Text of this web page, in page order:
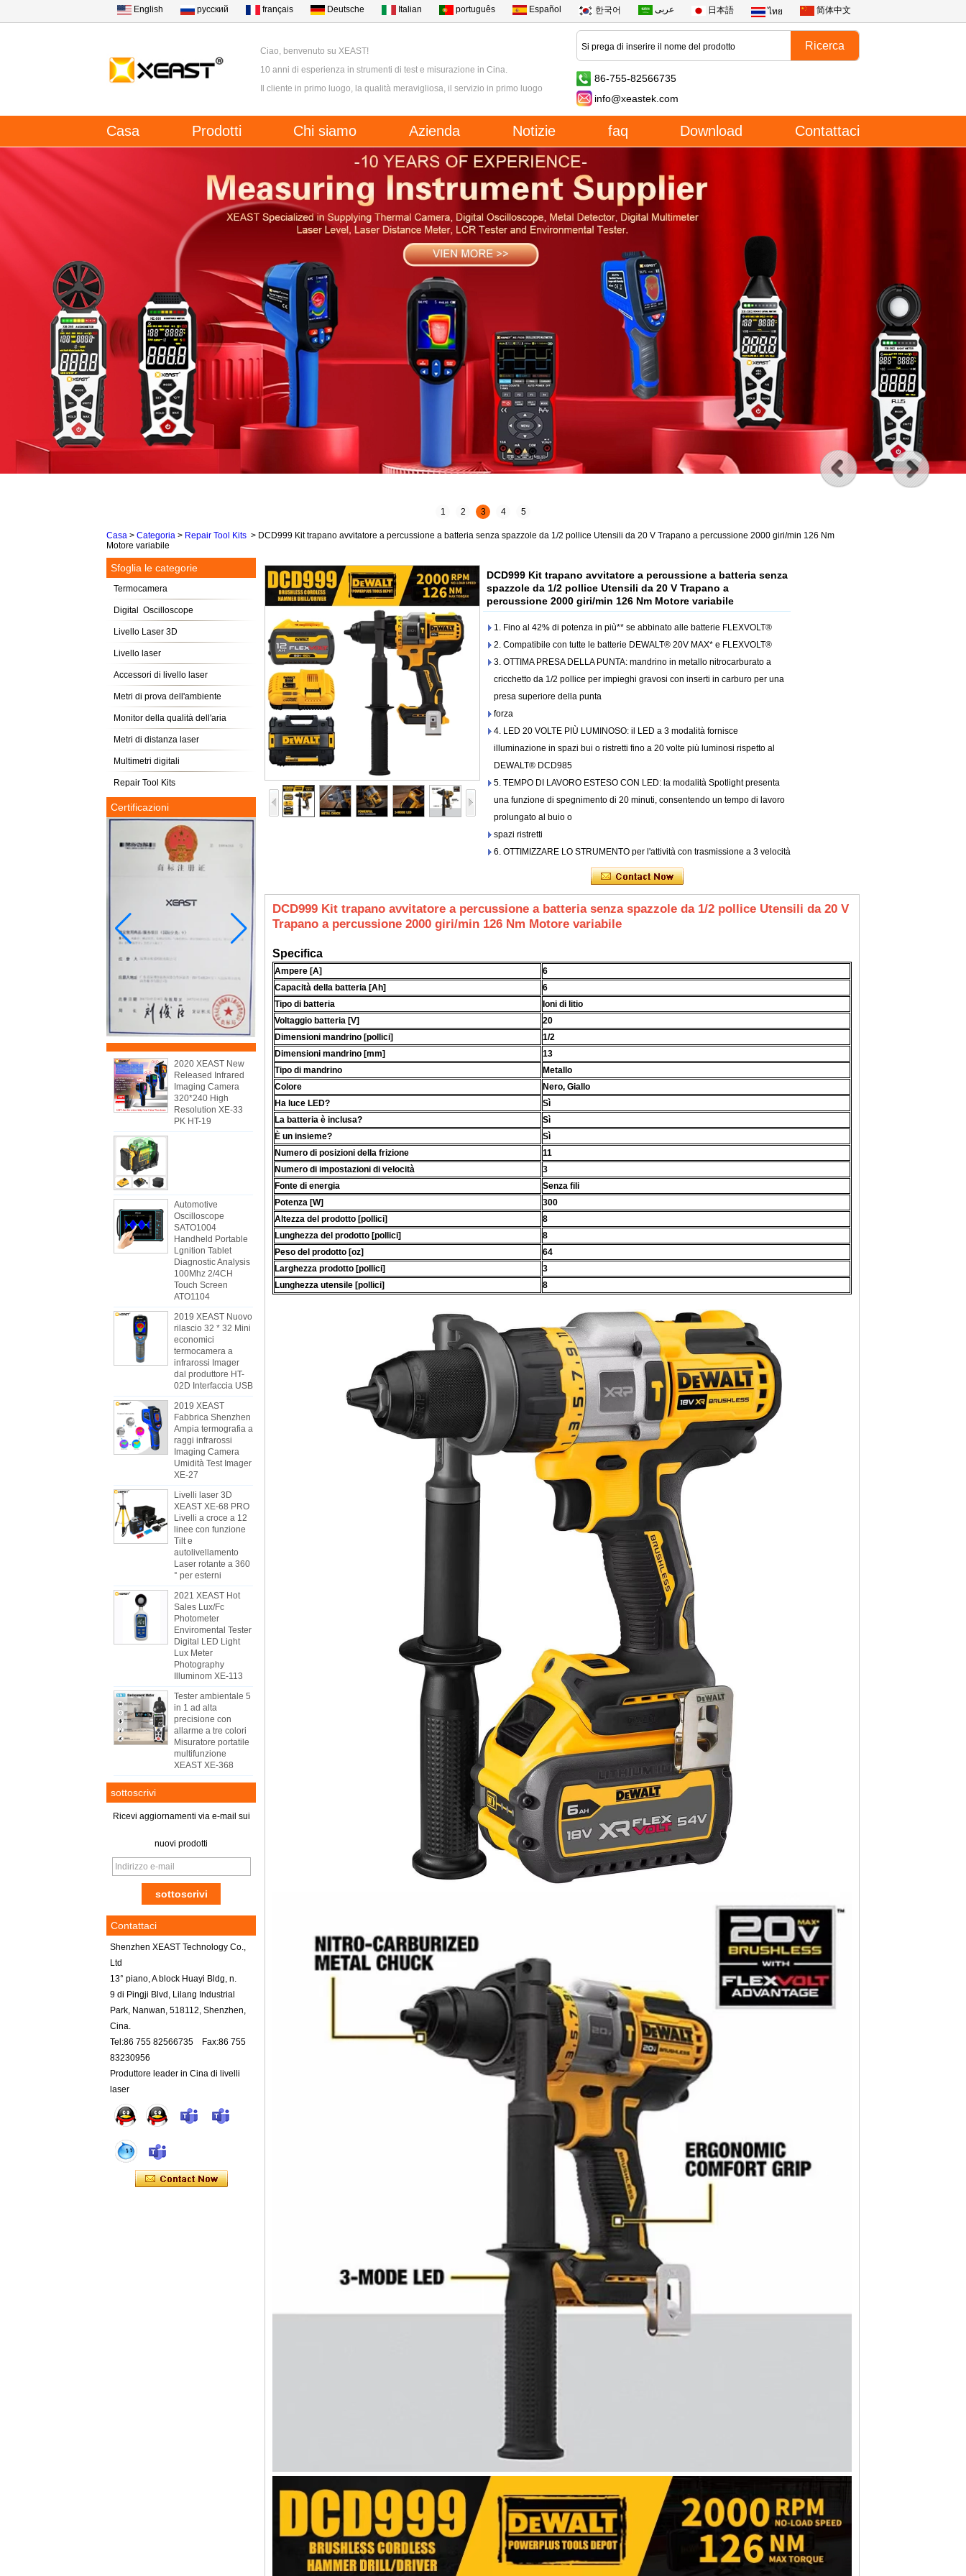
English русский français Deutsche Italian português Español 한국어 عربى 日本語 ไทย 简体中文
Ciao, benvenuto su XEAST!
10 anni di esperienza in strumenti di test e misurazione in Cina.
Il cliente in primo luogo, la qualità meravigliosa, il servizio in primo luogo
86-755-82566735
info@xeastek.com
Casa Prodotti Chi siamo Azienda Notizie faq Download Contattaci
1 2 3 4 5
Casa > Categoria > Repair Tool Kits > DCD999 Kit trapano avvitatore a percussione a batteria senza spazzole da 1/2 pollice Utensili da 20 V Trapano a percussione 2000 giri/min 126 Nm
Motore variabile
Sfoglia le categorie
Termocamera
Digital Oscilloscope
Livello Laser 3D
Livello laser
Accessori di livello laser
Metri di prova dell'ambiente
Monitor della qualità dell'aria
Metri di distanza laser
Multimetri digitali
Repair Tool Kits
Certificazioni
2020 XEAST New
Released Infrared
Imaging Camera
320*240 High
Resolution XE-33
PK HT-19
Automotive
Oscilloscope
SATO1004
Handheld Portable
Lgnition Tablet
Diagnostic Analysis
100Mhz 2/4CH
Touch Screen
ATO1104
2019 XEAST Nuovo
rilascio 32 * 32 Mini
economici
termocamera a
infrarossi Imager
dal produttore HT-
02D Interfaccia USB
2019 XEAST
Fabbrica Shenzhen
Ampia termografia a
raggi infrarossi
Imaging Camera
Umidità Test Imager
XE-27
Livelli laser 3D
XEAST XE-68 PRO
Livelli a croce a 12
linee con funzione
Tilt e
autolivellamento
Laser rotante a 360
° per esterni
2021 XEAST Hot
Sales Lux/Fc
Photometer
Enviromental Tester
Digital LED Light
Lux Meter
Photography
Illuminom XE-113
Tester ambientale 5
in 1 ad alta
precisione con
allarme a tre colori
Misuratore portatile
multifunzione
XEAST XE-368
sottoscrivi
Ricevi aggiornamenti via e-mail sui
nuovi prodotti
Contattaci
Shenzhen XEAST Technology Co.,
Ltd
13° piano, A block Huayi Bldg, n.
9 di Pingji Blvd, Lilang Industrial
Park, Nanwan, 518112, Shenzhen,
Cina.
Tel:86 755 82566735 Fax:86 755
83230956
Produttore leader in Cina di livelli
laser
DCD999 Kit trapano avvitatore a percussione a batteria senza
spazzole da 1/2 pollice Utensili da 20 V Trapano a
percussione 2000 giri/min 126 Nm Motore variabile
1. Fino al 42% di potenza in più** se abbinato alle batterie FLEXVOLT®
2. Compatibile con tutte le batterie DEWALT® 20V MAX* e FLEXVOLT®
3. OTTIMA PRESA DELLA PUNTA: mandrino in metallo nitrocarburato a
cricchetto da 1/2 pollice per impieghi gravosi con inserti in carburo per una
presa superiore della punta
forza
4. LED 20 VOLTE PIÙ LUMINOSO: il LED a 3 modalità fornisce
illuminazione in spazi bui o ristretti fino a 20 volte più luminosi rispetto al
DEWALT® DCD985
5. TEMPO DI LAVORO ESTESO CON LED: la modalità Spotlight presenta
una funzione di spegnimento di 20 minuti, consentendo un tempo di lavoro
prolungato al buio o
spazi ristretti
6. OTTIMIZZARE LO STRUMENTO per l'attività con trasmissione a 3 velocità
DCD999 Kit trapano avvitatore a percussione a batteria senza spazzole da 1/2 pollice Utensili da 20 V
Trapano a percussione 2000 giri/min 126 Nm Motore variabile
Specifica
Ampere [A]
6
Capacità della batteria [Ah]
6
Tipo di batteria
Ioni di litio
Voltaggio batteria [V]
20
Dimensioni mandrino [pollici]
1/2
Dimensioni mandrino [mm]
13
Tipo di mandrino
Metallo
Colore
Nero, Giallo
Ha luce LED?
Sì
La batteria è inclusa?
Sì
È un insieme?
Sì
Numero di posizioni della frizione
11
Numero di impostazioni di velocità
3
Fonte di energia
Senza fili
Potenza [W]
300
Altezza del prodotto [pollici]
8
Lunghezza del prodotto [pollici]
8
Peso del prodotto [oz]
64
Larghezza prodotto [pollici]
3
Lunghezza utensile [pollici]
8